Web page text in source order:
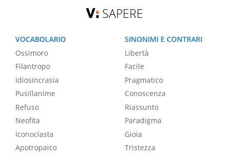
SAPERE
VOCABOLARIO
Ossimoro
Filantropo
Idiosincrasia
Pusillanime
Refuso
Neofita
Iconoclasta
Apotropaico
SINONIMI E CONTRARI
Libertà
Facile
Pragmatico
Conoscenza
Riassunto
Paradigma
Gioia
Tristezza